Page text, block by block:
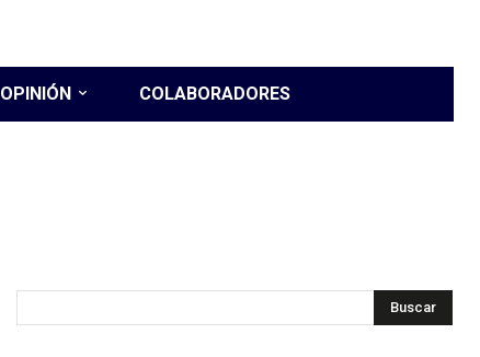
OPINIÓN COLABORADORES
Buscar